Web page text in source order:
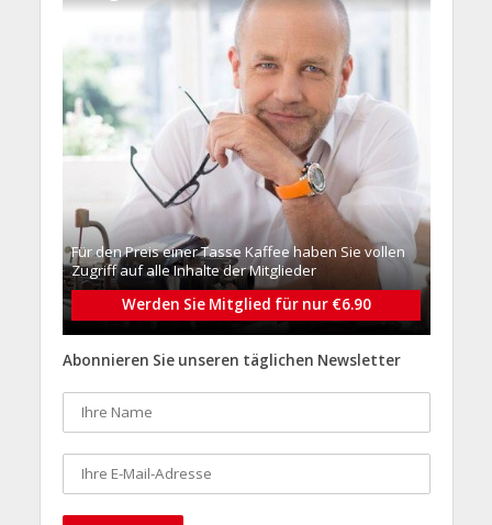
Für den Preis einer Tasse Kaffee haben Sie vollen
Zugriff auf alle Inhalte der Mitglieder
Werden Sie Mitglied für nur €6.90
Abonnieren Sie unseren täglichen Newsletter